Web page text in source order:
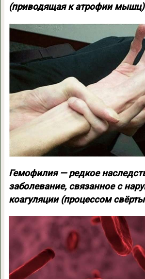
(приводящая к атрофии мышц)
Гемофилия — редкое
заболевание, связанное с
коагуляции (процессом